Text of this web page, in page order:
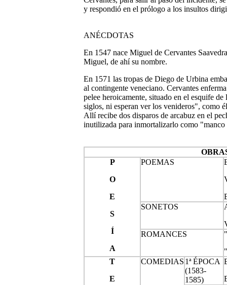
y respondió en el prólogo a los insultos
ANÉCDOTAS
En 1547 nace Miguel de Cervantes
Miguel, de ahí su nombre.
En 1571 las tropas de Diego de Urbina
al contingente veneciano. Cervantes
pelee heroicamente, situado en el esquife
siglos, ni esperan ver los venideros", como
Allí recibe dos disparos de arcabuz en el
inutilizada para inmortalizarlo como
P
O
E
S
Í
A
POEMAS
SONETOS
ROMANCES
T
E
COMEDIAS 1ª ÉPOCA
(1583-
1585)